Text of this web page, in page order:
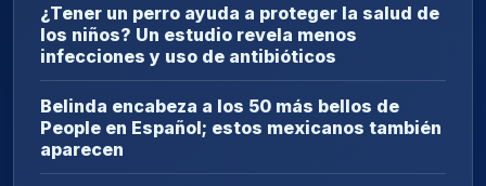
¿Tener un perro ayuda a proteger la salud de
los niños? Un estudio revela menos
infecciones y uso de antibióticos
Belinda encabeza a los 50 más bellos de
People en Español; estos mexicanos también
aparecen